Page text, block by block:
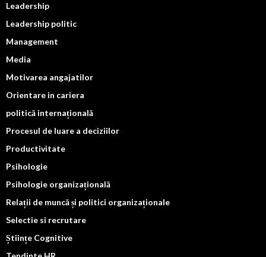
Leadership
Leadership politic
Management
Media
Motivarea angajatilor
Orientare in cariera
politică internațională
Procesul de luare a deciziilor
Productivitate
Psihologie
Psihologie organizațională
Relații de muncă și politici organizaționale
Selectie si recrutare
Științe Cognitive